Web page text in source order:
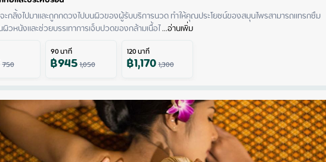
ะกลิ้งไปมาและถูกกดวงไปบนผิวของผู้รับบริการนวด ทำให้คุณประโยชน์ของสมุนไพรสามารถแทรกซึม
ผิวหนังและช่วยบรรเทาการเจ็บปวดของกล้ามเนื้อไ ...อ่านเพิ่ม
750
90นาที
฿9451,050
120นาที
฿1,1701,300